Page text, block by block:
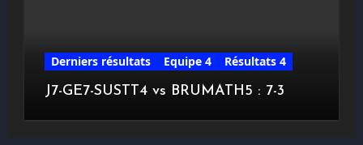
Derniers résultats Equipe 4
Résultats 4
J7-GE7-SUSTT4 vs BRUMATH5 : 7-3